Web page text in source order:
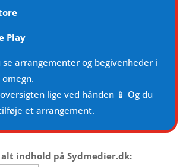
Play
se arrangementer og begivenheder i
lige ved hånden 📱 Og du
et arrangement.
alt indhold på Sydmedier.dk: